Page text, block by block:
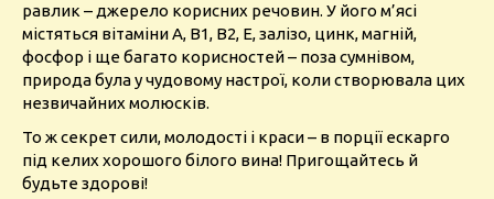
равлик – джерело корисних речовин. У його м’ясі
містяться вітаміни А, В1, В2, Е, залізо, цинк, магній,
фосфор і ще багато корисностей – поза сумнівом,
природа була у чудовому настрої, коли створювала цих
незвичайних молюсків.
То ж секрет сили, молодості і краси – в порції ескарго
під келих хорошого білого вина! Пригощайтесь й
будьте здорові!